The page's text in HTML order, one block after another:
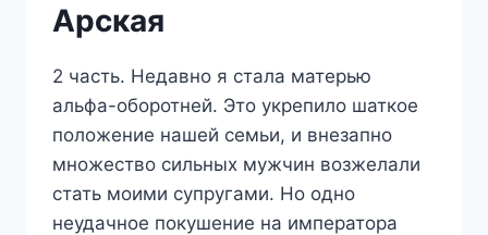
Арская
2 часть. Недавно я стала матерью
альфа-оборотней. Это укрепило шаткое
положение нашей семьи, и внезапно
множество сильных мужчин возжелали
стать моими супругами. Но одно
неудачное покушение на императора